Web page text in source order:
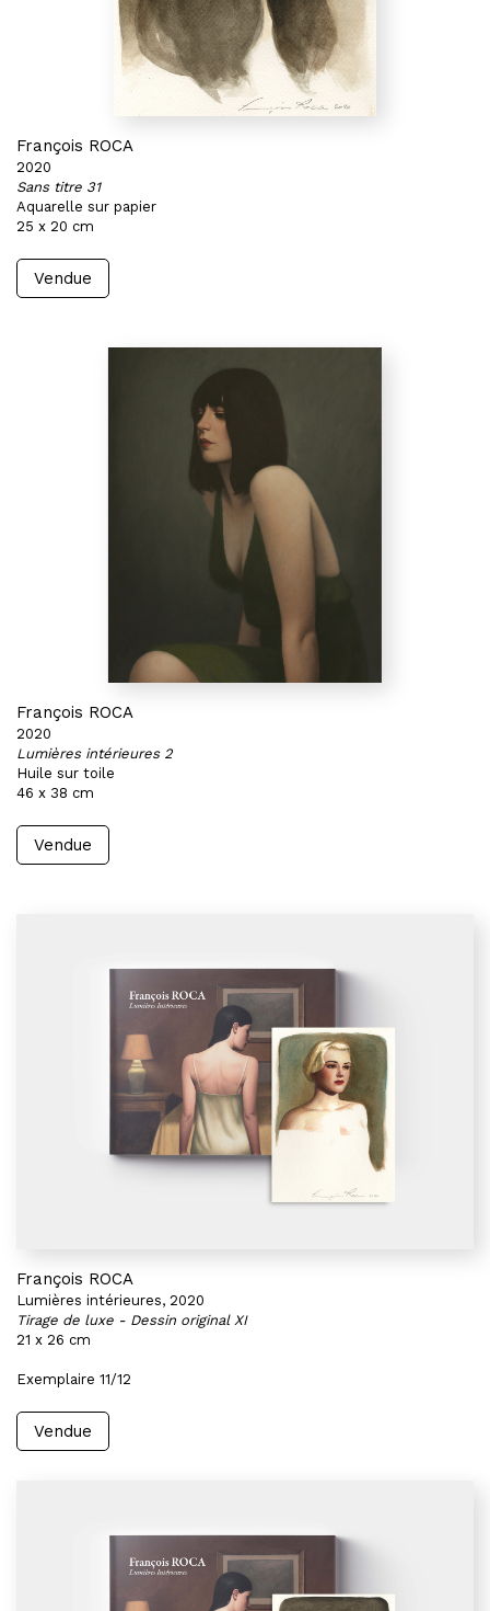
François ROCA
2020
Sans titre 31
Aquarelle sur papier
25 x 20 cm
Vendue
François ROCA
2020
Lumières intérieures 2
Huile sur toile
46 x 38 cm
Vendue
François ROCA
Lumières intérieures, 2020
Tirage de luxe - Dessin original XI
21 x 26 cm
Exemplaire 11/12
Vendue